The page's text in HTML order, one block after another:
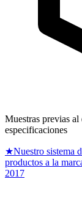
Muestras previas
especificaciones
★Nuestro sistema
productos a la
2017